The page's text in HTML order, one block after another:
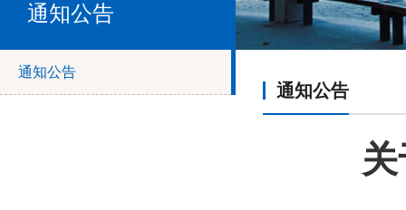
通知公告
通知公告
通知公告